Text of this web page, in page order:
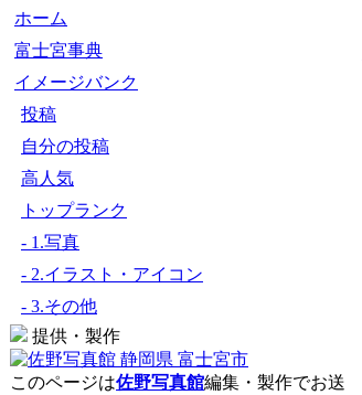
ホーム
富士宮事典
イメージバンク
投稿
自分の投稿
高人気
トップランク
- 1.写真
- 2.イラスト・アイコン
- 3.その他
提供・製作
このページは佐野写真館編集・製作でお送